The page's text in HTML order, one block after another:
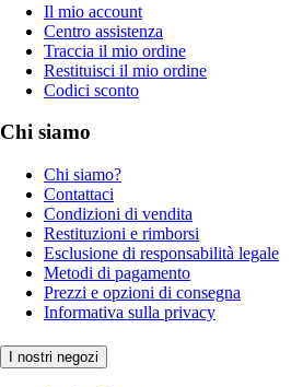
Il mio account
Centro assistenza
Traccia il mio ordine
Restituisci il mio ordine
Codici sconto
Chi siamo
Chi siamo?
Contattaci
Condizioni di vendita
Restituzioni e rimborsi
Esclusione di responsabilità legale
Metodi di pagamento
Prezzi e opzioni di consegna
Informativa sulla privacy
I nostri negozi